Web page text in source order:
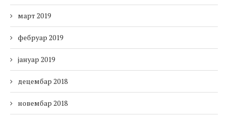
март 2019
фебруар 2019
јануар 2019
децембар 2018
новембар 2018